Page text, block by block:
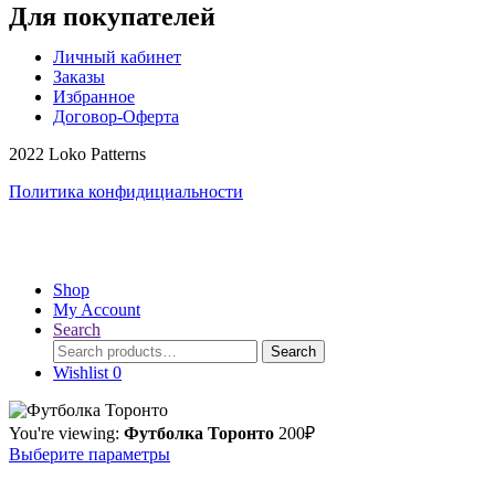
Для покупателей
Личный кабинет
Заказы
Избранное
Договор-Оферта
2022 Loko Patterns
Политика конфидициальности
Shop
My Account
Search
Search
for:
Search
Wishlist 0
You're viewing: Футболка Торонто 200₽
Выберите параметры